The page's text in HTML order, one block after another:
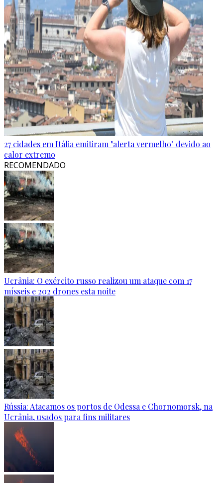
27 cidades em Itália emitiram "alerta vermelho" devido ao
calor extremo
RECOMENDADO
Ucrânia: O exército russo realizou um ataque com 17
mísseis e 202 drones esta noite
Rússia: Atacamos os portos de Odessa e Chornomorsk, na
Ucrânia, usados para fins militares